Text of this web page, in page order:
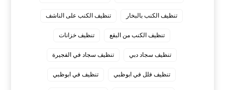
تنظيف الكنب بالبخار تنظيف الكنب على الناشف
تنظيف الكنب من البقع تنظيف خزانات
تنظيف سجاد دبي تنظيف سجاد في الفجيرة
تنظيف فلل في ابوظبي تنظيف في ابوظبي